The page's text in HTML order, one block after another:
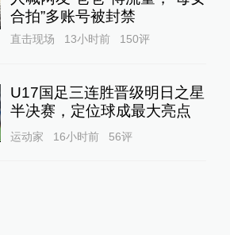
合拍”多账号被封禁
直击现场 13小时前 150评
U17国足三连胜晋级明日之星
半决赛，定位球成最大亮点
运动家 16小时前 56评